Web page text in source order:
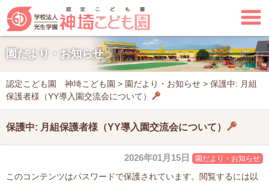

園だより・お知らせ
認定こども園 神埼こども園 > 園だより・お知らせ > 保護中: 月組
保護者様（YY導入園交流会について）
保護中: 月組保護者様（YY導入園交流会について）
2026年01月15日 園だより・お知らせ
このコンテンツはパスワードで保護されています。閲覧するには以